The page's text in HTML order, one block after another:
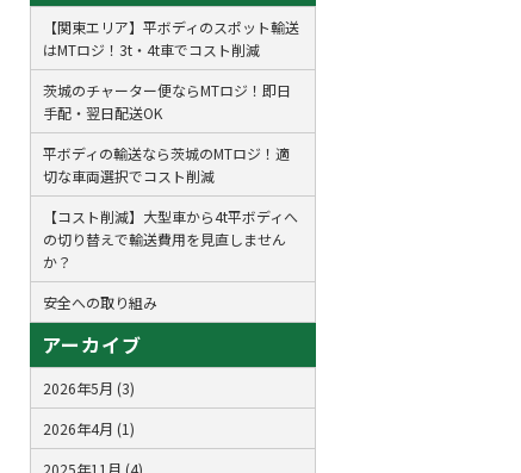
【関東エリア】平ボディのスポット輸送
はMTロジ！3t・4t車でコスト削減
茨城のチャーター便ならMTロジ！即日
手配・翌日配送OK
平ボディの輸送なら茨城のMTロジ！適
切な車両選択でコスト削減
【コスト削減】大型車から4t平ボディへ
の切り替えで輸送費用を見直しません
か？
安全への取り組み
アーカイブ
2026年5月 (3)
2026年4月 (1)
2025年11月 (4)